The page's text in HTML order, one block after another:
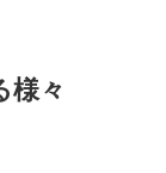
様々